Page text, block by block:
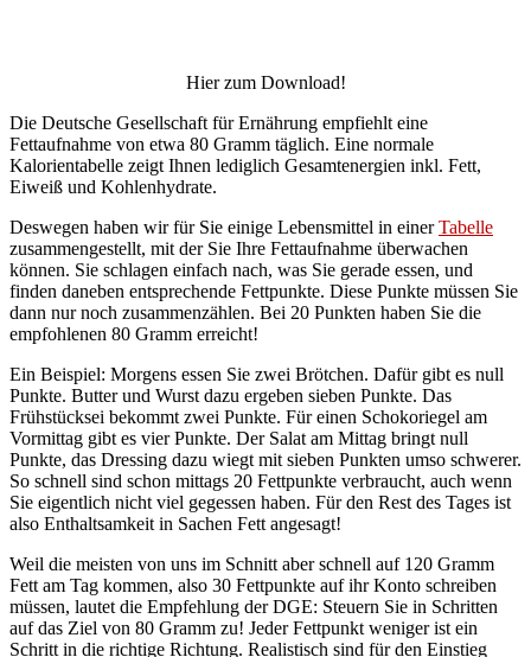
Hier zum Download!
Die Deutsche Gesellschaft für Ernährung empfiehlt eine
Fettaufnahme von etwa 80 Gramm täglich. Eine normale
Kalorientabelle zeigt Ihnen lediglich Gesamtenergien inkl. Fett,
Eiweiß und Kohlenhydrate.
Deswegen haben wir für Sie einige Lebensmittel in einerTabelle
zusammengestellt, mit der Sie Ihre Fettaufnahme überwachen
können. Sie schlagen einfach nach, was Sie gerade essen, und
finden daneben entsprechende Fettpunkte. Diese Punkte müssen Sie
dann nur noch zusammenzählen. Bei 20 Punkten haben Sie die
empfohlenen 80 Gramm erreicht!
Ein Beispiel: Morgens essen Sie zwei Brötchen. Dafür gibt es null
Punkte. Butter und Wurst dazu ergeben sieben Punkte. Das
Frühstücksei bekommt zwei Punkte. Für einen Schokoriegel am
Vormittag gibt es vier Punkte. Der Salat am Mittag bringt null
Punkte, das Dressing dazu wiegt mit sieben Punkten umso schwerer.
So schnell sind schon mittags 20 Fettpunkte verbraucht, auch wenn
Sie eigentlich nicht viel gegessen haben. Für den Rest des Tages ist
also Enthaltsamkeit in Sachen Fett angesagt!
Weil die meisten von uns im Schnitt aber schnell auf 120 Gramm
Fett am Tag kommen, also 30 Fettpunkte auf ihr Konto schreiben
müssen, lautet die Empfehlung der DGE: Steuern Sie in Schritten
auf das Ziel von 80 Gramm zu! Jeder Fettpunkt weniger ist ein
Schritt in die richtige Richtung. Realistisch sind für den Einstieg